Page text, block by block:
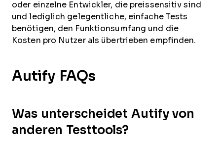
oder einzelne Entwickler, die preissensitiv sind
und lediglich gelegentliche, einfache Tests
benötigen, den Funktionsumfang und die
Kosten pro Nutzer als übertrieben empfinden.
Autify FAQs
Was unterscheidet Autify von
anderen Testtools?